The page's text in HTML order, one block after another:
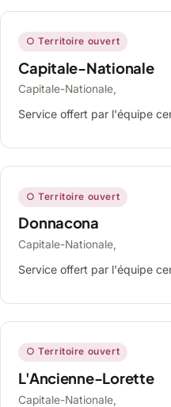
○ Territoire ouvert
Capitale-Nationale
Capitale-Nationale,
Service offert par l'équipe
○ Territoire ouvert
Donnacona
Capitale-Nationale,
Service offert par l'équipe
○ Territoire ouvert
L'Ancienne-Lorette
Capitale-Nationale,